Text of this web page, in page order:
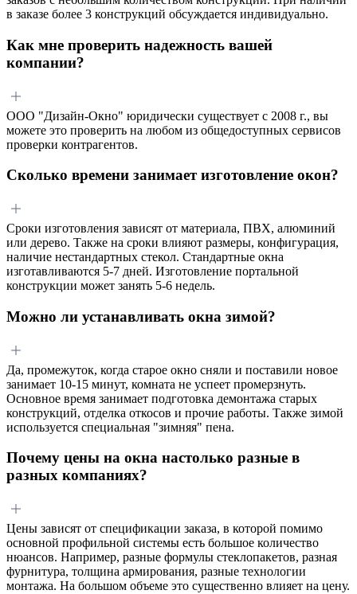
в заказе более 3 конструкций обсуждается индивидуально.
Как мне проверить надежность вашей
компании?
ООО "Дизайн-Окно" юридически существует с 2008 г., вы
можете это проверить на любом из общедоступных сервисов
проверки контрагентов.
Сколько времени занимает изготовление окон?
Сроки изготовления зависят от материала, ПВХ, алюминий
или дерево. Также на сроки влияют размеры, конфигурация,
наличие нестандартных стекол. Стандартные окна
изготавливаются 5-7 дней. Изготовление портальной
конструкции может занять 5-6 недель.
Можно ли устанавливать окна зимой?
Да, промежуток, когда старое окно сняли и поставили новое
занимает 10-15 минут, комната не успеет промерзнуть.
Основное время занимает подготовка демонтажа старых
конструкций, отделка откосов и прочие работы. Также зимой
используется специальная "зимняя" пена.
Почему цены на окна настолько разные в
разных компаниях?
Цены зависят от спецификации заказа, в которой помимо
основной профильной системы есть большое количество
нюансов. Например, разные формулы стеклопакетов, разная
фурнитура, толщина армирования, разные технологии
монтажа. На большом объеме это существенно влияет на цену.